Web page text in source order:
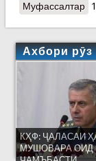
Муфассалтаро
Ахбори рӯз
КҲФ: ҶАЛАСАИ
МУШОВАРА ОИД